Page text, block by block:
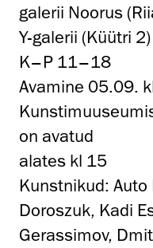
galerii Noorus
Y-galerii (Küütri 2)
K–P 11–18
Avamine 05.09.
on avatud
alates kl 15
Kunstnikud:
Doroszuk, Kadi
Gerassimov,